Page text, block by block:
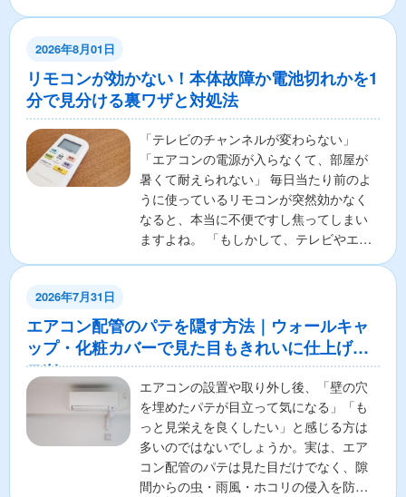
2026年8月01日
リモコンが効かない！本体故障か電池切れかを1
分で見分ける裏ワザと対処法
「テレビのチャンネルが変わらない」
「エアコンの電源が入らなくて、部屋が
暑くて耐えられない」 毎日当たり前のよ
うに使っているリモコンが突然効かなく
なると、本当に不便ですし焦ってしまい
ますよね。 「もしかして、テレビやエア
2026年7月31日
エアコン配管のパテを隠す方法｜ウォールキャ
ップ・化粧カバーで見た目もきれいに仕上げる
コツ
エアコンの設置や取り外し後、「壁の穴
を埋めたパテが目立って気になる」「も
っと見栄えを良くしたい」と感じる方は
多いのではないでしょうか。実は、エア
コン配管のパテは見た目だけでなく、隙
間からの虫・雨風・ホコリの侵入を防ぐ